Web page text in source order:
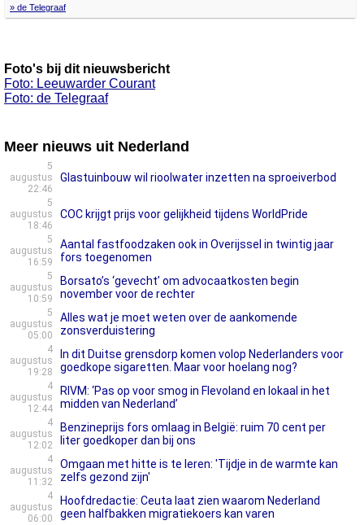
» de Telegraaf
Foto's bij dit nieuwsbericht
Foto: Leeuwarder Courant
Foto: de Telegraaf
Meer nieuws uit Nederland
5
augustus
22:46
Glastuinbouw wil rioolwater inzetten na sproeiverbod
5
augustus
18:46
COC krijgt prijs voor gelijkheid tijdens WorldPride
5
augustus
16:59
Aantal fastfoodzaken ook in Overijssel in twintig jaar
fors toegenomen
5
augustus
10:59
Borsato’s ‘gevecht’ om advocaatkosten begin
november voor de rechter
5
augustus
05:00
Alles wat je moet weten over de aankomende
zonsverduistering
4
augustus
19:28
In dit Duitse grensdorp komen volop Nederlanders voor
goedkope sigaretten. Maar voor hoelang nog?
4
augustus
12:44
RIVM: ‘Pas op voor smog in Flevoland en lokaal in het
midden van Nederland’
4
augustus
12:02
Benzineprijs fors omlaag in België: ruim 70 cent per
liter goedkoper dan bij ons
4
augustus
11:32
Omgaan met hitte is te leren: 'Tijdje in de warmte kan
zelfs gezond zijn'
4
augustus
06:00
Hoofdredactie: Ceuta laat zien waarom Nederland
geen halfbakken migratiekoers kan varen